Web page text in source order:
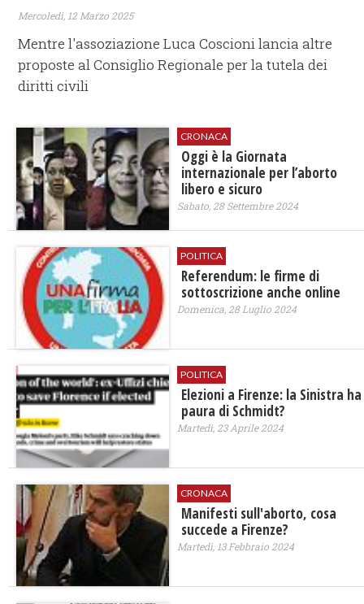
Mercoledì, 12 Marzo 2025
Mentre l'assoziazione Luca Coscioni lancia altre
proposte al Consiglio Regionale per la tutela dei
diritti civili
CRONACA
Oggi è la Giornata
internazionale per l’aborto
libero e sicuro
Sabato, 28 Settembre 2024
POLITICA
Referendum: le firme di
sottoscrizione anche online
Domenica, 28 Luglio 2024
POLITICA
Elezioni a Firenze: la Sinistra ha
paura di Schmidt?
Martedì, 23 Aprile 2024
CRONACA
Manifesti sull'aborto, cosa
succede a Firenze?
Martedì, 13 Febbraio 2024